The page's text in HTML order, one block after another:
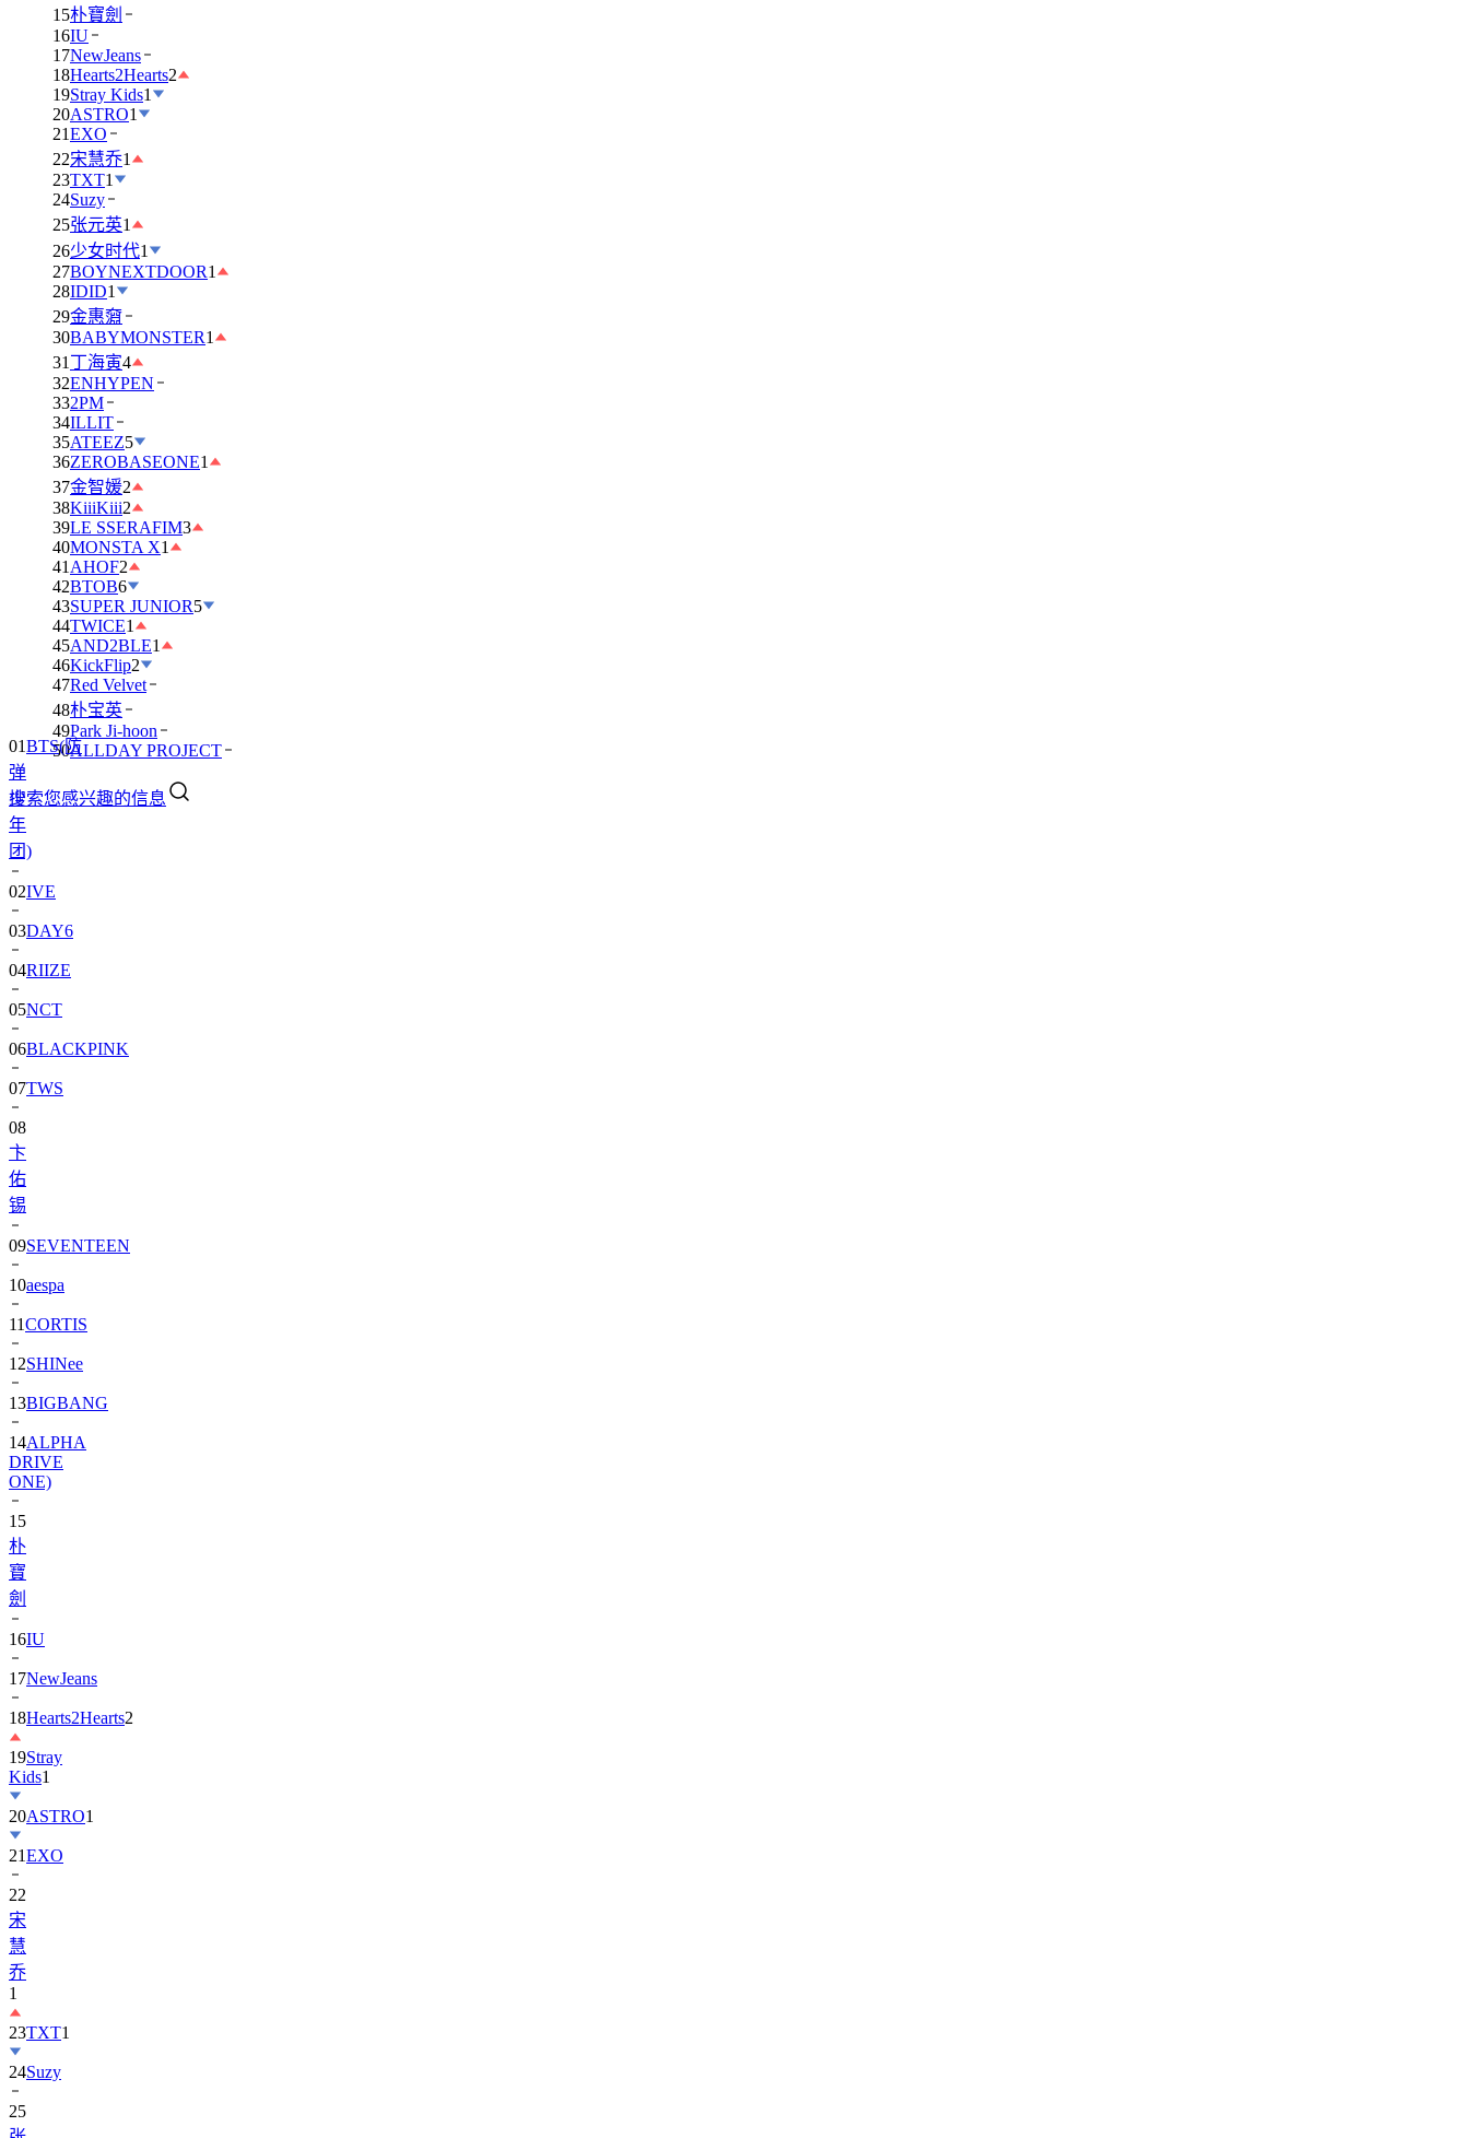
15朴寶劍
16IU
17NewJeans
18Hearts2Hearts2
19Stray Kids1
20ASTRO1
21EXO
22宋慧乔1
23TXT1
24Suzy
25张元英1
26少女时代1
27BOYNEXTDOOR1
28IDID1
29金惠奫
30BABYMONSTER1
31 丁海寅4
32ENHYPEN
332PM
34ILLIT
35ATEEZ5
36ZEROBASEONE1
37金智媛2
38KiiiKiii2
39LE SSERAFIM3
40MONSTA X1
41 AHOF2
42BTOB6
43SUPER JUNIOR5
44TWICE1
45AND2BLE1
46KickFlip2
47Red Velvet
48朴宝英
49Park Ji-hoon
50ALLDAY PROJECT
搜索您感兴趣的信息
01BTS(防
弹
少
年
团)
02IVE
03DAY6
04RIIZE
05NCT
06BLACKPINK
07TWS
08
卞
佑
锡
09SEVENTEEN
10aespa
11CORTIS
12SHINee
13BIGBANG
14ALPHA
DRIVE
ONE)
15
朴
寶
劍
16IU
17NewJeans
18Hearts2Hearts2
19Stray
Kids1
20ASTRO1
21EXO
22
宋
慧
乔
1
23TXT1
24Suzy
25